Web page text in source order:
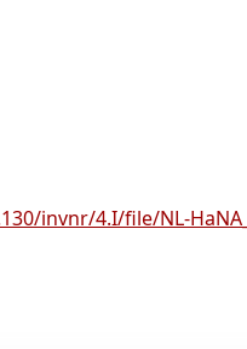
invnr/4.I/file/NL-